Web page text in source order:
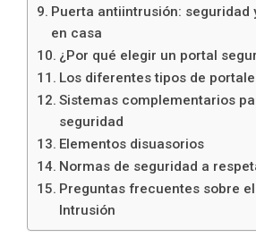
Puerta antiintrusión: seguridad
en casa
¿Por qué elegir un portal
Los diferentes tipos de
Sistemas complementarios
seguridad
Elementos disuasorios
Normas de seguridad a
Preguntas frecuentes sobre
Intrusión